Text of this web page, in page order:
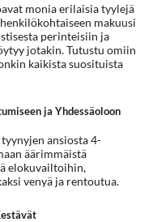
monia erilaisia tyylejä
makuusi
perinteisiin ja
jotakin. Tutustu omiin
kaikista suosituista
ja Yhdessäoloon
ansiosta 4-
äärimmäistä
elokuvailtoihin,
venyä ja rentoutua.